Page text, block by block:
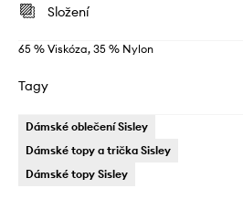
Složení
65 % Viskóza, 35 % Nylon
Tagy
Dámské oblečení Sisley
Dámské topy a trička Sisley
Dámské topy Sisley